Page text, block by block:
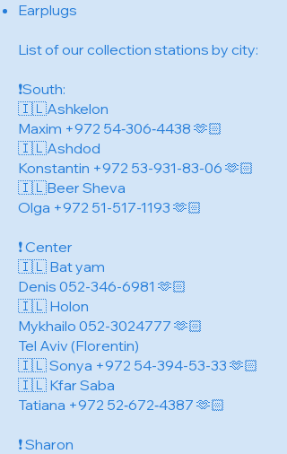
Earplugs
List of our collection stations by city:
❗️South:
🇮🇱Ashkelon
Maxim +972 54‑306‑4438 🫶🏻
🇮🇱Ashdod
Konstantin +972 53-931-83-06 🫶🏻
🇮🇱Beer Sheva
Olga +972 51-517-1193 🫶🏻
❗️ Center
🇮🇱 Bat yam
Denis 052-346-6981 🫶🏻
🇮🇱 Holon
Mykhailo 052-3024777 🫶🏻
Tel Aviv (Florentin)
🇮🇱 Sonya +972 54-394-53-33 🫶🏻
🇮🇱 Kfar Saba
Tatiana +972 52‑672‑4387 🫶🏻
❗️ Sharon